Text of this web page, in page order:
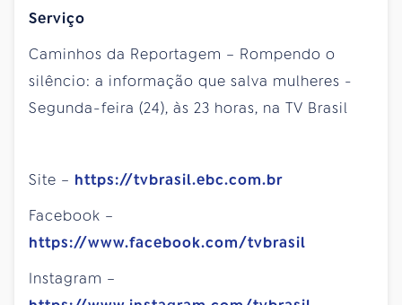
Serviço
Caminhos da Reportagem – Rompendo o
silêncio: a informação que salva mulheres -
Segunda-feira (24), às 23 horas, na TV Brasil
Site – https://tvbrasil.ebc.com.br
Facebook –
https://www.facebook.com/tvbrasil
Instagram –